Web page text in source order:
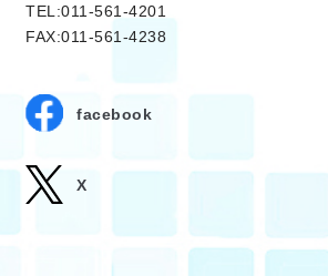
TEL:011-561-4201
FAX:011-561-4238
facebook
X